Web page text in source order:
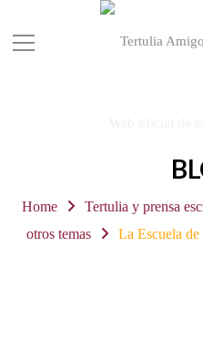
Home Tertulia y prensa
otros temas
La Escuela